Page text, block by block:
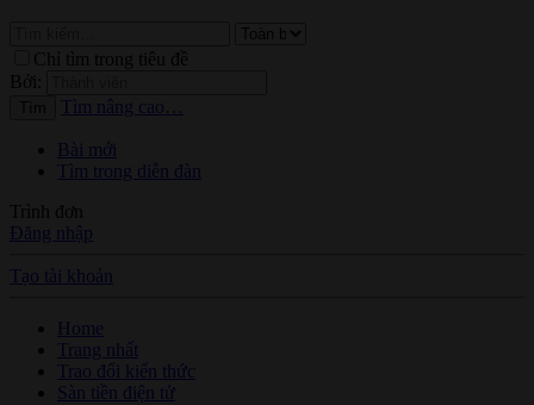
Chỉ tìm trong tiêu đề
Bởi:
Tìm nâng cao…
Bài mới
Tìm trong diễn đàn
Trình đơn
Đăng nhập
Tạo tài khoản
Home
Trang nhất
Trao đổi kiến thức
Sàn tiền điện tử